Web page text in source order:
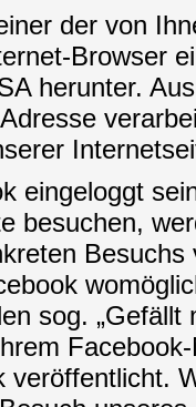
der von
Browser
herunter.
eingeloggt
besuchen,
sog.
veröffentlicht.